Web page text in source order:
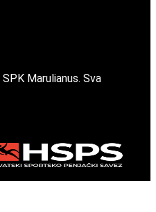
SPK Marulianus. Sva